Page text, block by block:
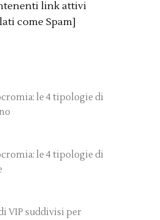
link attivi
come Spam]
le 4 tipologie di
le 4 tipologie di
VIP suddivisi per